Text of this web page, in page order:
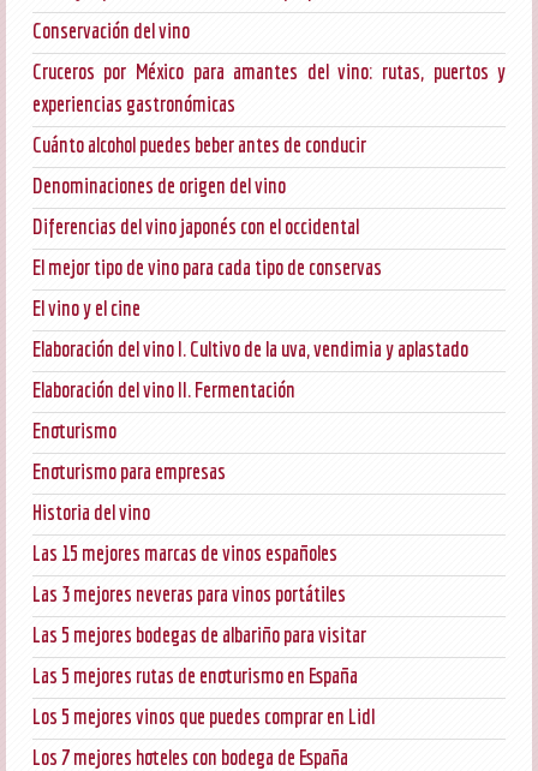
Conservación del vino
Cruceros por México para amantes del vino: rutas, puertos y
experiencias gastronómicas
Cuánto alcohol puedes beber antes de conducir
Denominaciones de origen del vino
Diferencias del vino japonés con el occidental
El mejor tipo de vino para cada tipo de conservas
El vino y el cine
Elaboración del vino I. Cultivo de la uva, vendimia y aplastado
Elaboración del vino II. Fermentación
Enoturismo
Enoturismo para empresas
Historia del vino
Las 15 mejores marcas de vinos españoles
Las 3 mejores neveras para vinos portátiles
Las 5 mejores bodegas de albariño para visitar
Las 5 mejores rutas de enoturismo en España
Los 5 mejores vinos que puedes comprar en Lidl
Los 7 mejores hoteles con bodega de España